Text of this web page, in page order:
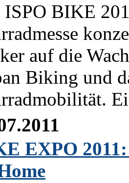
ISPO BIKE
auf die
Biking und
EXPO